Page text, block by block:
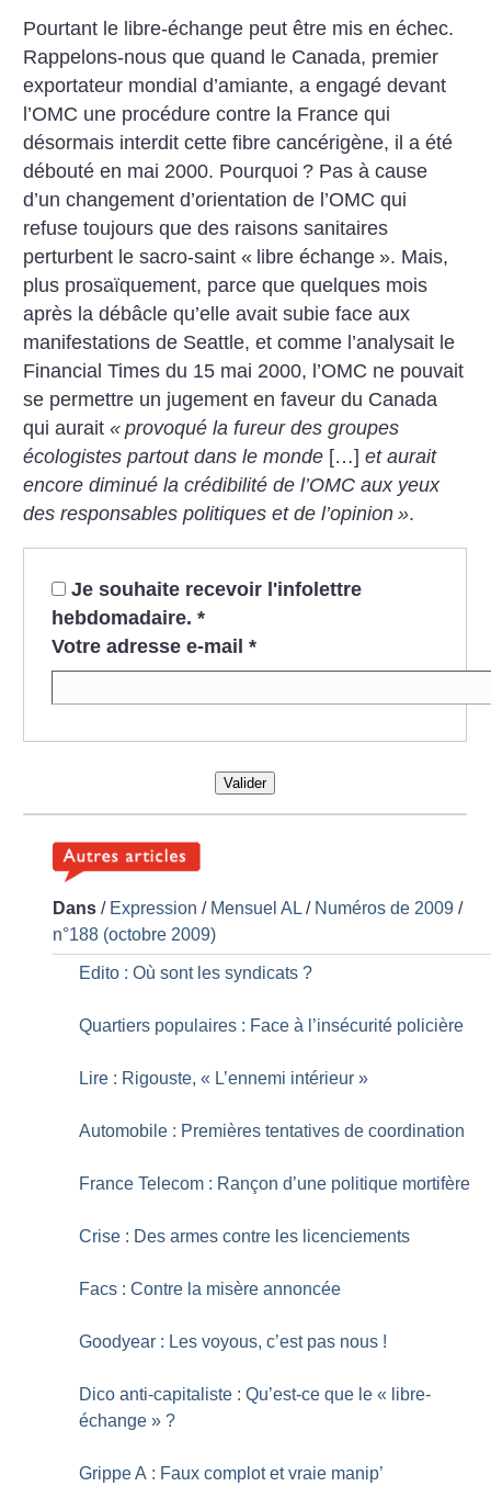
Pourtant le libre-échange peut être mis en échec.
Rappelons-nous que quand le Canada, premier
exportateur mondial d’amiante, a engagé devant
l’OMC une procédure contre la France qui
désormais interdit cette fibre cancérigène, il a été
débouté en mai 2000. Pourquoi ? Pas à cause
d’un changement d’orientation de l’OMC qui
refuse toujours que des raisons sanitaires
perturbent le sacro-saint « libre échange ». Mais,
plus prosaïquement, parce que quelques mois
après la débâcle qu’elle avait subie face aux
manifestations de Seattle, et comme l’analysait le
Financial Times du 15 mai 2000, l’OMC ne pouvait
se permettre un jugement en faveur du Canada
qui aurait« provoqué la fureur des groupes
écologistes partout dans le monde […] et aurait
encore diminué la crédibilité de l’OMC aux yeux
des responsables politiques et de l’opinion ».
Je souhaite recevoir l'infolettre
hebdomadaire. *
Votre adresse e-mail *
Valider
Dans / Expression / Mensuel AL / Numéros de 2009 /
n°188 (octobre 2009)
Edito : Où sont les syndicats ?
Quartiers populaires : Face à l’insécurité policière
Lire : Rigouste, « L’ennemi intérieur »
Automobile : Premières tentatives de coordination
France Telecom : Rançon d’une politique mortifère
Crise : Des armes contre les licenciements
Facs : Contre la misère annoncée
Goodyear : Les voyous, c’est pas nous !
Dico anti-capitaliste : Qu’est-ce que le « libre-
échange » ?
Grippe A : Faux complot et vraie manip’